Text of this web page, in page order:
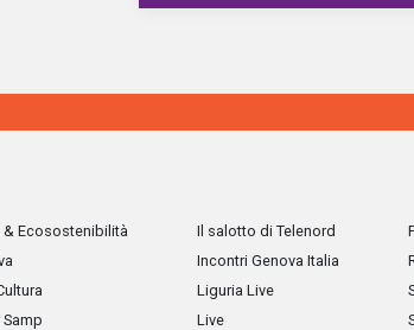
& Ecosostenibilità
Samp
Il salotto di Telenord
Incontri Genova Italia
Liguria Live
Live